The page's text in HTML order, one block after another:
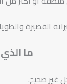
القصيرة
ما
غير صحيح.